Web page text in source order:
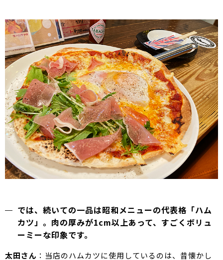
では、続いての一品は昭和メニューの代表格「ハム
カツ」。肉の厚みが1cm以上あって、すごくボリュ
ーミーな印象です。
太田さん ：当店のハムカツに使用しているのは、昔懐かし